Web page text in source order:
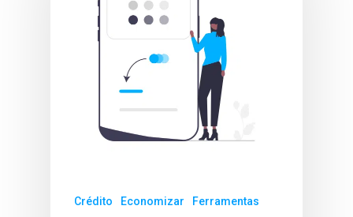
Crédito Economizar Ferramentas